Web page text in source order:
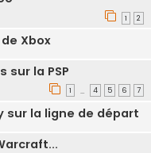
1 2
Xbox
sur la PSP
1 … 4 5 6 7
sur la ligne de départ